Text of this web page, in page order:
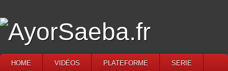
HOME VIDÉOS PLATEFORME SERIE